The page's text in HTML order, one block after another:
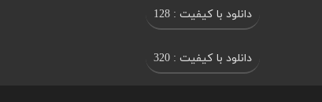
دانلود با کیفیت : 128
دانلود با کیفیت : 320